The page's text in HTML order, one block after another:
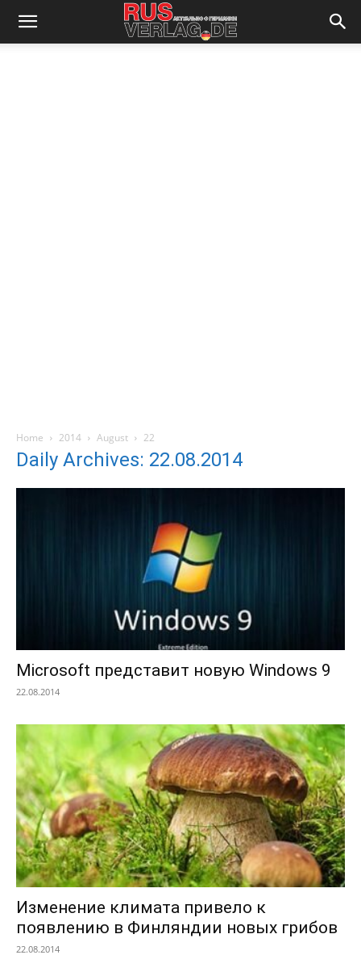
Home 2014 August 22
Daily Archives: 22.08.2014
Microsoft представит новую Windows 9
22.08.2014
Изменение климата привело к
появлению в Финляндии новых грибов
22.08.2014